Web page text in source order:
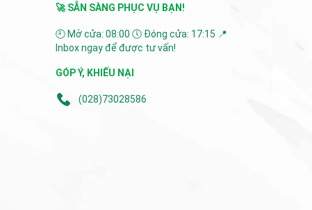
🚀 SẴN SÀNG PHỤC VỤ BẠN!
🕘 Mở cửa: 08:00 🕔 Đóng cửa: 17:15 📍
Inbox ngay để được tư vấn!
GÓP Ý, KHIẾU NẠI
(028)73028586